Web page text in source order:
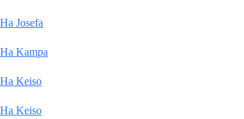
Ha Josefa
Ha Kampa
Ha Keiso
Ha Keiso